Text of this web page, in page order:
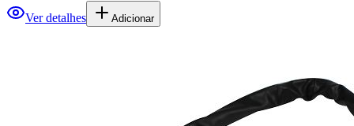
Ver detalhes Adicionar